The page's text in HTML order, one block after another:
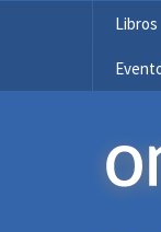
Libros